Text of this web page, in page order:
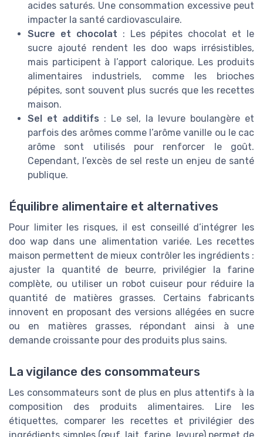
acides saturés. Une consommation excessive peut
impacter la santé cardiovasculaire.
Sucre et chocolat : Les pépites chocolat et le
sucre ajouté rendent les doo waps irrésistibles,
mais participent à l’apport calorique. Les produits
alimentaires industriels, comme les brioches
pépites, sont souvent plus sucrés que les recettes
maison.
Sel et additifs : Le sel, la levure boulangère et
parfois des arômes comme l’arôme vanille ou le cac
arôme sont utilisés pour renforcer le goût.
Cependant, l’excès de sel reste un enjeu de santé
publique.
Équilibre alimentaire et alternatives
Pour limiter les risques, il est conseillé d’intégrer les
doo wap dans une alimentation variée. Les recettes
maison permettent de mieux contrôler les ingrédients :
ajuster la quantité de beurre, privilégier la farine
complète, ou utiliser un robot cuiseur pour réduire la
quantité de matières grasses. Certains fabricants
innovent en proposant des versions allégées en sucre
ou en matières grasses, répondant ainsi à une
demande croissante pour des produits plus sains.
La vigilance des consommateurs
Les consommateurs sont de plus en plus attentifs à la
composition des produits alimentaires. Lire les
étiquettes, comparer les recettes et privilégier des